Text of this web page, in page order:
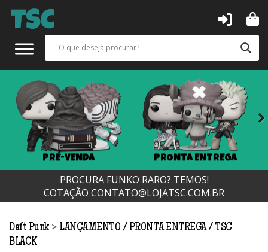
PRÉ-VENDA PRONTA ENTREGA
PROCURA FUNKO RARO? TEMOS!
COTAÇÃO CONTATO@LOJATSC.COM.BR
Daft Punk > LANÇAMENTO PRONTA ENTREGA
TSC
BLACK